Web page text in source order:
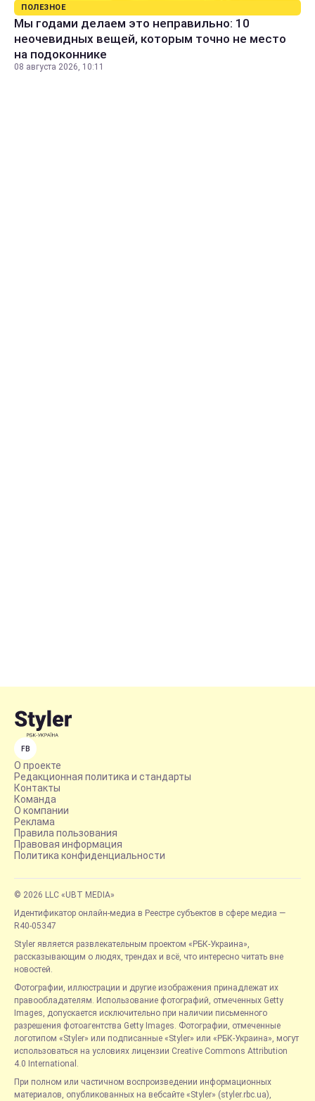
ПОЛЕЗНОЕ
Мы годами делаем это неправильно: 10
неочевидных вещей, которым точно не место
на подоконнике
08 августа 2026, 10:11
FB
О проекте
Редакционная политика и стандарты
Контакты
Команда
О компании
Реклама
Правила пользования
Правовая информация
Политика конфиденциальности
© 2026 LLC «UBT MEDIA»
Идентификатор онлайн-медиа в Реестре субъектов в сфере медиа —
R40-05347
Styler является развлекательным проектом «РБК-Украина»,
рассказывающим о людях, трендах и всё, что интересно читать вне
новостей.
Фотографии, иллюстрации и другие изображения принадлежат их
правообладателям. Использование фотографий, отмеченных Getty
Images, допускается исключительно при наличии письменного
разрешения фотоагентства Getty Images. Фотографии, отмеченные
логотипом «Styler» или подписанные «Styler» или «РБК-Украина», могут
использоваться на условиях лицензии Creative Commons Attribution
4.0 International.
При полном или частичном воспроизведении информационных
материалов, опубликованных на вебсайте «Styler» (styler.rbc.ua),